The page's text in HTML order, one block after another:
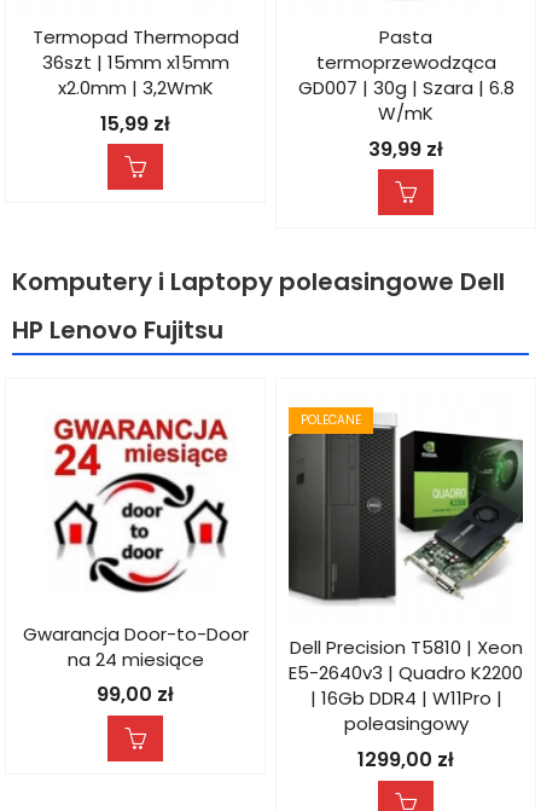
Termopad Thermopad
36szt | 15mm x15mm
x2.0mm | 3,2WmK
15,99 zł
Pasta
termoprzewodząca
GD007 | 30g | Szara | 6.8
W/mK
39,99 zł
Komputery i Laptopy poleasingowe Dell
HP Lenovo Fujitsu
Gwarancja Door-to-Door
na 24 miesiące
99,00 zł
POLECANE
Dell Precision T5810 | Xeon
E5-2640v3 | Quadro K2200
| 16Gb DDR4 | W11Pro |
poleasingowy
1299,00 zł